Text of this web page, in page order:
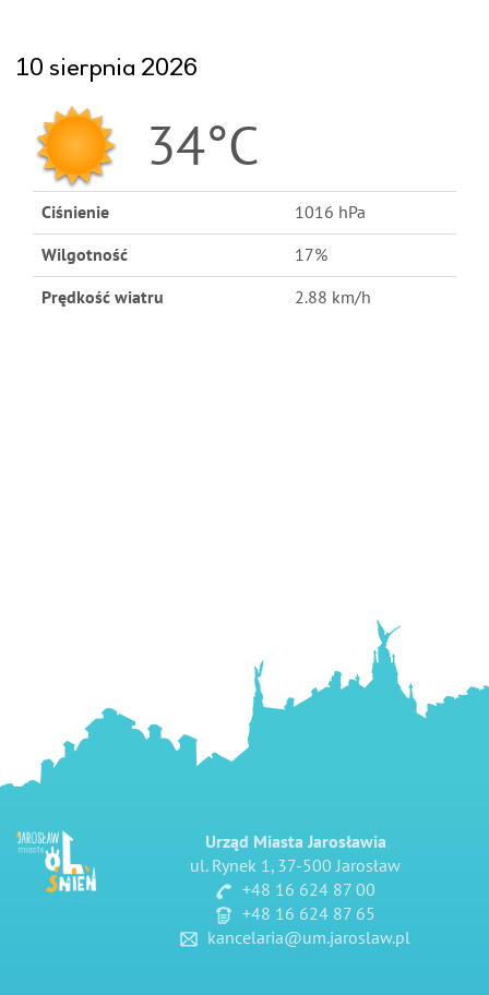
10 sierpnia 2026
34°C
Ciśnienie 1016 hPa
Wilgotność 17%
Prędkość wiatru 2.88 km/h
Urząd Miasta Jarosławia
ul. Rynek 1, 37-500 Jarosław
+48 16 624 87 00
+48 16 624 87 65
kancelaria@um.jaroslaw.pl